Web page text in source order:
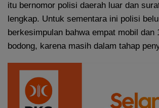
itu bernomor polisi daerah luar dan
lengkap. Untuk sementara ini polisi
berkesimpulan bahwa empat mobil dan
bodong, karena masih dalam tahap